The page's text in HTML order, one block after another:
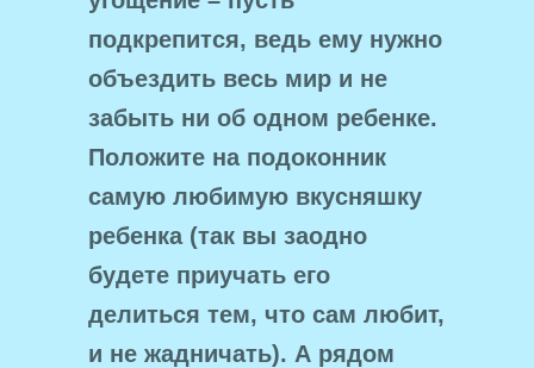
подкрепится, ведь ему нужно
объездить весь мир и не
забыть ни об одном ребенке.
Положите на подоконник
самую любимую вкусняшку
ребенка (так вы заодно
будете приучать его
делиться тем, что сам любит,
и не жадничать). А рядом